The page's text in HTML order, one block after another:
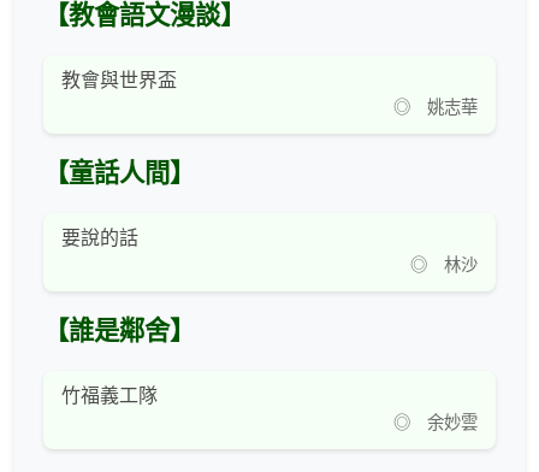
【教會語文漫談】
教會與世界盃
◎ 姚志華
【童話人間】
要說的話
◎ 林沙
【誰是鄰舍】
竹福義工隊
◎ 余妙雲